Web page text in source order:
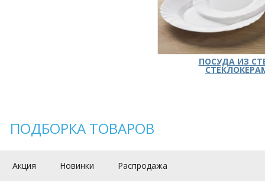
ПОСУДА ИЗ
ПОДБОРКА ТОВАРОВ
Акция Новинки Распродажа